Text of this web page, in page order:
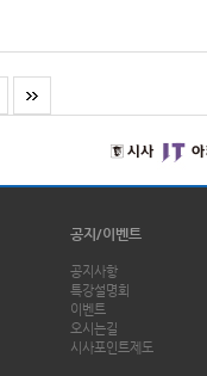
공지/이벤트
공지사항
특강설명회
이벤트
오시는길
시사포인트제도